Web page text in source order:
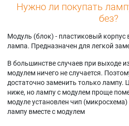
Нужно ли покупать
без?
Модуль (блок) - пластиковый корпус
лампа. Предназначен для легкой
В большинстве случаев при выходе
модулем ничего не случается.
достаточно заменить только лампу.
ниже, но лампу с модулем проще
модуле установлен чип
лампу вместе с модулем